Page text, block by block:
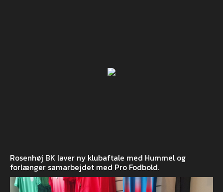
Rosenhøj BK laver ny klubaftale med Hummel og
forlænger samarbejdet med Pro Fodbold.